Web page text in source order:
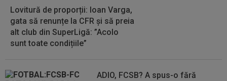
Lovitură de proporții: Ioan Varga,
gata să renunțe la CFR și să preia
alt club din SuperLigă: ”Acolo
sunt toate condițiile”
ADIO, FCSB? A spus-o fără